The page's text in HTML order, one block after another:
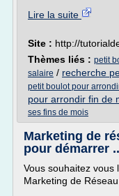
Lire la suite
Site : http://
Thèmes liés : petit
salaire / recherche
petit boulot pour
pour arrondir fin de
ses fins de mois
Marketing de
pour démarrer
Vous souhaitez vous
Marketing de